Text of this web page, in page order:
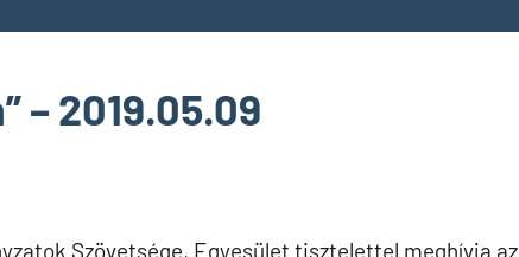
– 2019.05.09
Szövetsége, Egyesület tisztelettel meghívja az